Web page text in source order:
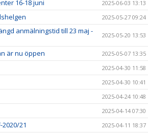
16-18 juni 2025-06-03 13:13
2025-05-27 09:24
anmälningstid till 23 maj -
2025-05-20 13:53
är nu öppen 2025-05-07 13:35
2025-04-30 11:58
2025-04-30 10:41
2025-04-24 10:48
2025-04-14 07:30
21 2025-04-11 18:37